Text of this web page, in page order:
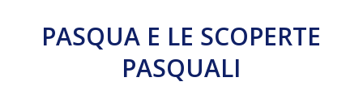
PASQUA E LE SCOPERTE
PASQUALI